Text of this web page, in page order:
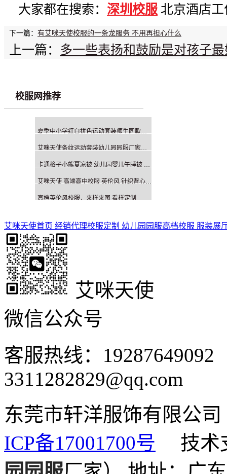
大家都在搜索： 深圳校服 北京酒店工
下一篇： 有艾咪天使校服的一条龙服务 不用再担心什么
上一篇： 多一些表扬和鼓励是对孩子
校服网推荐
夏季中小学红白拼色运动套装师生同款校服班服
艾咪天使条纹运动套装幼儿园园服厂家定制
卡通格子小熊夏凉被 幼儿园婴儿午睡被 厂家定制
艾咪天使 高端高中校服 英伦风 针织背心套装
高档英伦风校服，来样来图 看样定制
艾咪天使首页 经销代理校服定制 幼儿园园服高档校服 服装展
艾咪天使
微信公众号
客服热线：
3311282829@qq.com
东莞市轩洋服饰有限
ICP备17001700号 技术